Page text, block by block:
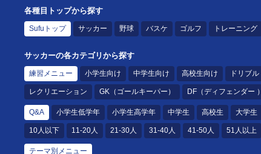
各種目トップから探す
Sufuトップ サッカー 野球 バスケ ゴルフ トレーニング
サッカーの各カテゴリから探す
練習メニュー 小学生向け 中学生向け 高校生向け ドリブル
レクリエーション GK（ゴールキーパー） DF（ディフェンダー ）
Q&A 小学生低学年 小学生高学年 中学生 高校生 大学生
10人以下 11-20人 21-30人 31-40人 41-50人 51人以上
テーマ別メニュー